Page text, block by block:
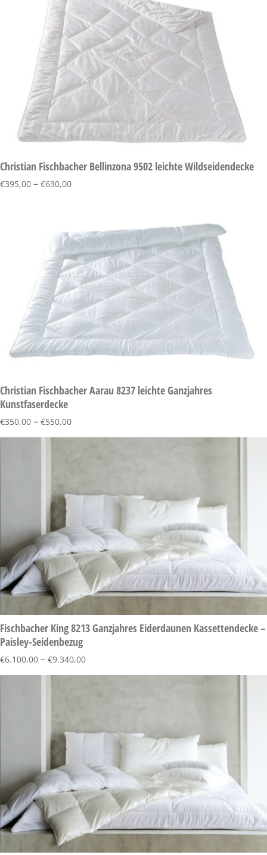
Christian Fischbacher Bellinzona 9502 leichte Wildseidendecke
€395,00 – €630,00
Christian Fischbacher Aarau 8237 leichte Ganzjahres
Kunstfaserdecke
€350,00 – €550,00
Fischbacher King 8213 Ganzjahres Eiderdaunen Kassettendecke –
Paisley-Seidenbezug
€6.100,00 – €9.340,00